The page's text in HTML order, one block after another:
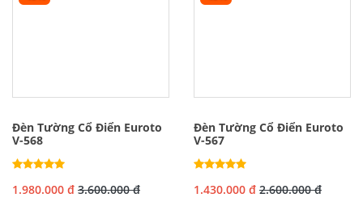
Đèn Tường Cổ Điển Euroto
V-568
1.980.000 đ 3.600.000 đ
Đèn Tường Cổ Điển Euroto
V-567
1.430.000 đ 2.600.000 đ